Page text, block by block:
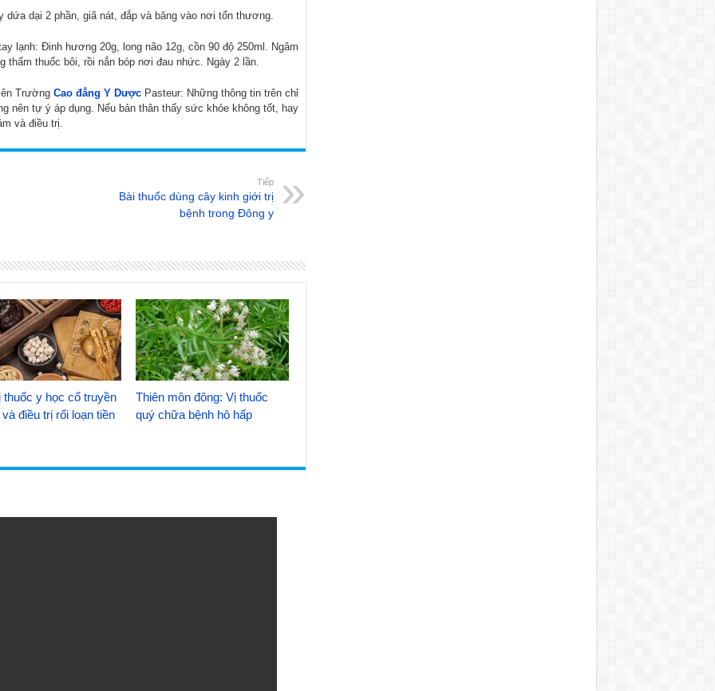
dại 2 phần, giã nát, đắp và băng vào nơi tổn thương.
lạnh: Đinh hương 20g, long não 12g, cồn 90 độ 250ml. Ngâm
thấm thuốc bôi, rồi nắn bóp nơi đau nhức. Ngày 2 lần.
Trường Cao đẳng Y DượcPasteur: Những thông tin trên chỉ
nên tự ý áp dụng. Nếu bản thân thấy sức khỏe không tốt, hay
và điều trị.
Tiếp
Bài thuốc dùng cây kinh giới trị
bệnh trong Đông y
thuốc y học cổ truyền
điều trị rối loạn tiền
Thiên môn đông: Vị thuốc
quý chữa bệnh hô hấp